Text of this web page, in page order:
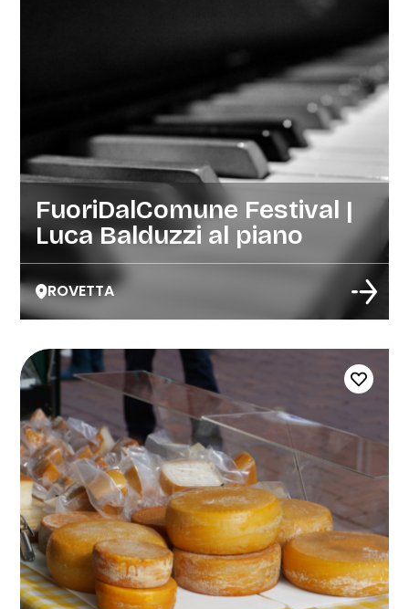
FuoriDalComune Festival |
Luca Balduzzi al piano
ROVETTA